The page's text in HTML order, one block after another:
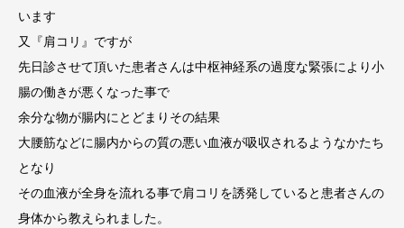
います
又『肩コリ』ですが
先日診させて頂いた患者さんは中枢神経系の過度な緊張により小
腸の働きが悪くなった事で
余分な物が腸内にとどまりその結果
大腰筋などに腸内からの質の悪い血液が吸収されるようなかたち
となり
その血液が全身を流れる事で肩コリを誘発していると患者さんの
身体から教えられました。